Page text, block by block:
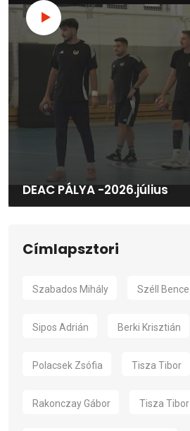
DEAC PÁLYA -2026.július
Címlapsztori
Szabados Mihály Széll Bence
Sipos Adrián Berki Krisztián
Polacsek Zsófia Tisza Tibor
Rakonczay Gábor Tisza Tibor